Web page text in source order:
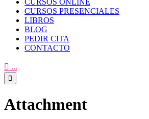
CURSOS ONLINE
CURSOS PRESENCIALES
LIBROS
BLOG
PEDIR CITA
CONTACTO
 ...

Attachment